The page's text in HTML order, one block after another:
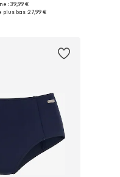
tailles
: 39,99 €
bas :27,99 €